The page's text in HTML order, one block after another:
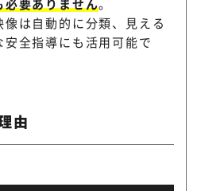
は自動的に分類、見える
全指導にも活用可能で
由